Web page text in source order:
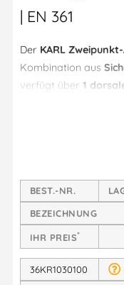
| EN 361
Der KARL
Kombination aus
verfügt über 1
für
und maximalen
Monteure,
die neben Sicherheit
Produkt-
BEST.-NR.
BEZEICHNUNG
IHR PREIS*
36KR1030100